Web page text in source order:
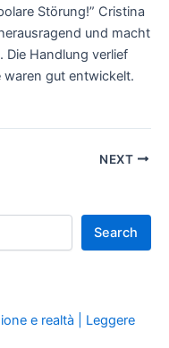
Störung!” Cristina
und macht
Die Handlung verlief
waren gut entwickelt.
NEXT
Search
e realtà | Leggere